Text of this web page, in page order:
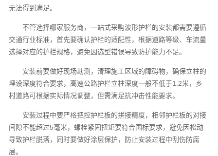
无法得到满足。
不管选择哪家服务商，一站式采购波形护栏的安装都需要遵循
交通行业标准，首先要确认护栏的适配性，根据道路等级、车流量
选择对应的护栏规格，避免因选型错误导致防护能力不足。
安装前要做好现场勘测，清理施工区域的障碍物，确保立柱的
埋设深度符合要求，高速公路护栏立柱深度一般不低于1.2米，乡
村道路可根据实际情况调整，但需满足抗冲击性能要求。
安装过程中要严格把控护栏板的拼接精度，相邻护栏板的对接
间隙不能超过5毫米，螺栓紧固扭矩要符合国标要求，避免因松动
导致护栏脱落，同时要做好涂层保护，防止安装过程中刮伤防腐
层。